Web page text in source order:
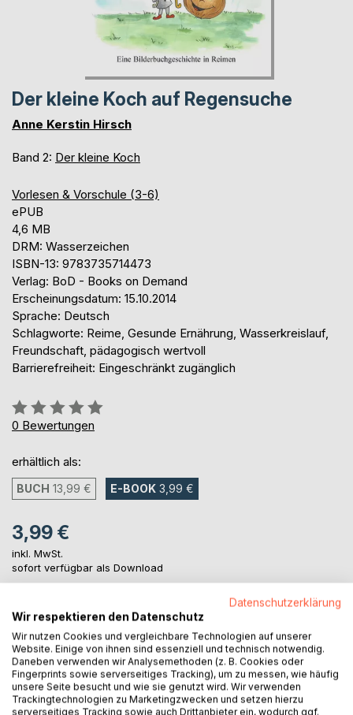
Der kleine Koch auf Regensuche
Anne Kerstin Hirsch
Band 2: Der kleine Koch
Vorlesen & Vorschule (3-6)
ePUB
4,6 MB
DRM: Wasserzeichen
ISBN-13: 9783735714473
Verlag: BoD - Books on Demand
Erscheinungsdatum: 15.10.2014
Sprache: Deutsch
Schlagworte: Reime, Gesunde Ernährung, Wasserkreislauf,
Freundschaft, pädagogisch wertvoll
Barrierefreiheit: Eingeschränkt zugänglich
Bewertung::
0%
0 Bewertungen
erhältlich als:
BUCH 13,99 € E-BOOK 3,99 €
3,99 €
inkl. MwSt.
sofort verfügbar als Download
IN DEN WARENKORB
Auf die Merkliste
Titel bewerten
Datenschutzerklärung
Wir respektieren den Datenschutz
Wir nutzen Cookies und vergleichbare Technologien auf unserer
Website. Einige von ihnen sind essenziell und technisch notwendig.
Daneben verwenden wir Analysemethoden (z. B. Cookies oder
Fingerprints sowie serverseitiges Tracking), um zu messen, wie häufig
unsere Seite besucht und wie sie genutzt wird. Wir verwenden
Trackingtechnologien zu Marketingzwecken und setzen hierzu
serverseitiges Tracking sowie auch Drittanbieter ein, wodurch ggf.